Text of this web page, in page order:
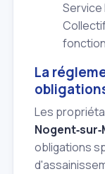
Service
La
Les
obligations